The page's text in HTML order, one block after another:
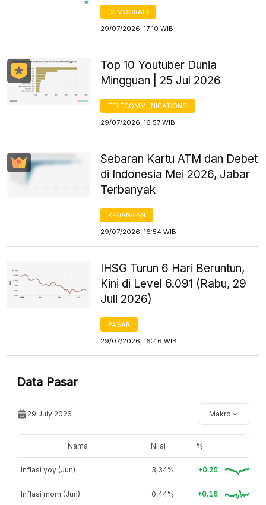
DEMOGRAFI
29/07/2026, 17:10 WIB
Top 10 Youtuber Dunia
Mingguan | 25 Jul 2026
TELECOMMUNICATIONS
29/07/2026, 16:57 WIB
Sebaran Kartu ATM dan Debet
di Indonesia Mei 2026, Jabar
Terbanyak
KEUANGAN
29/07/2026, 16:54 WIB
IHSG Turun 6 Hari Beruntun,
Kini di Level 6.091 (Rabu, 29
Juli 2026)
PASAR
29/07/2026, 16:46 WIB
Data Pasar
29 July 2026 Makro
Nama Nilai %
Inflasi yoy (Jun) 3,34% +0.26
Inflasi mom (Jun) 0,44% +0.16